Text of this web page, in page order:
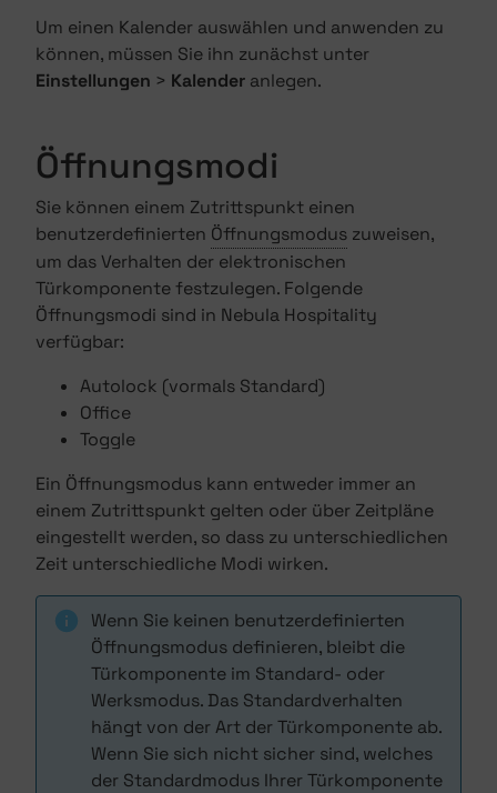
Um einen Kalender auswählen und anwenden zu
können, müssen Sie ihn zunächst unter
Einstellungen > Kalender anlegen.
Öffnungsmodi
Sie können einem Zutrittspunkt einen
benutzerdefinierten Öffnungsmodus zuweisen,
um das Verhalten der elektronischen
Türkomponente festzulegen. Folgende
Öffnungsmodi sind in Nebula Hospitality
verfügbar:
Autolock (vormals Standard)
Office
Toggle
Ein Öffnungsmodus kann entweder immer an
einem Zutrittspunkt gelten oder über Zeitpläne
eingestellt werden, so dass zu unterschiedlichen
Zeit unterschiedliche Modi wirken.
Wenn Sie keinen benutzerdefinierten
Öffnungsmodus definieren, bleibt die
Türkomponente im Standard- oder
Werksmodus. Das Standardverhalten
hängt von der Art der Türkomponente ab.
Wenn Sie sich nicht sicher sind, welches
der Standardmodus Ihrer Türkomponente